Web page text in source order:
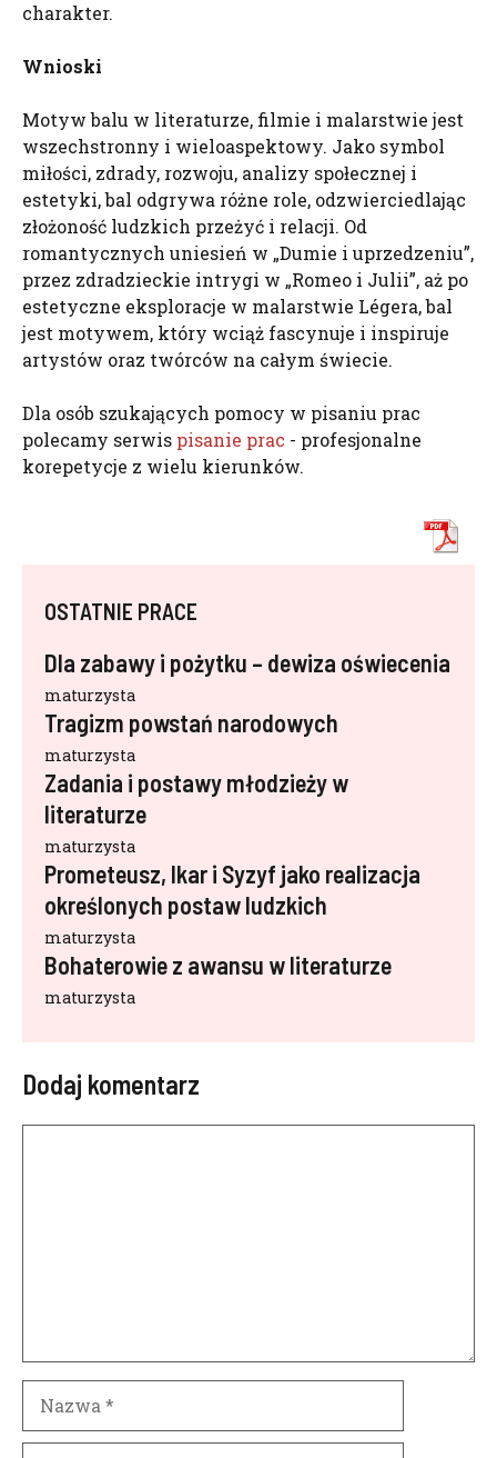
charakter.
Wnioski
Motyw balu w literaturze, filmie i malarstwie jest
wszechstronny i wieloaspektowy. Jako symbol
miłości, zdrady, rozwoju, analizy społecznej i
estetyki, bal odgrywa różne role, odzwierciedlając
złożoność ludzkich przeżyć i relacji. Od
romantycznych uniesień w „Dumie i uprzedzeniu”,
przez zdradzieckie intrygi w „Romeo i Julii”, aż po
estetyczne eksploracje w malarstwie Légera, bal
jest motywem, który wciąż fascynuje i inspiruje
artystów oraz twórców na całym świecie.
Dla osób szukających pomocy w pisaniu prac
polecamy serwis pisanie prac - profesjonalne
korepetycje z wielu kierunków.
OSTATNIE PRACE
Dla zabawy i pożytku – dewiza oświecenia
maturzysta
Tragizm powstań narodowych
maturzysta
Zadania i postawy młodzieży w
literaturze
maturzysta
Prometeusz, Ikar i Syzyf jako realizacja
określonych postaw ludzkich
maturzysta
Bohaterowie z awansu w literaturze
maturzysta
Dodaj komentarz